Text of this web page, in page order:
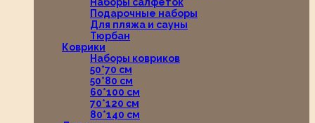
Подарочные наборы
Для пляжа и сауны
Тюрбан
Коврики
Наборы ковриков
50*70 см
50*80 см
60*100 см
70*120 см
80*140 см